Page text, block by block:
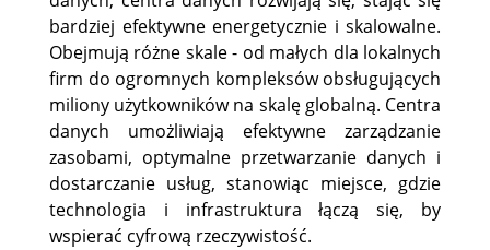
bardziej efektywne energetycznie i skalowalne.
Obejmują różne skale - od małych dla lokalnych
firm do ogromnych kompleksów obsługujących
miliony użytkowników na skalę globalną. Centra
danych umożliwiają efektywne zarządzanie
zasobami, optymalne przetwarzanie danych i
dostarczanie usług, stanowiąc miejsce, gdzie
technologia i infrastruktura łączą się, by
wspierać cyfrową rzeczywistość.